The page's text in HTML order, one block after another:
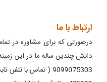
ارتباط با ما
درصورتی که برای مشاوره در
دانش چندین ساله ما در این
9099075303 ( تماس